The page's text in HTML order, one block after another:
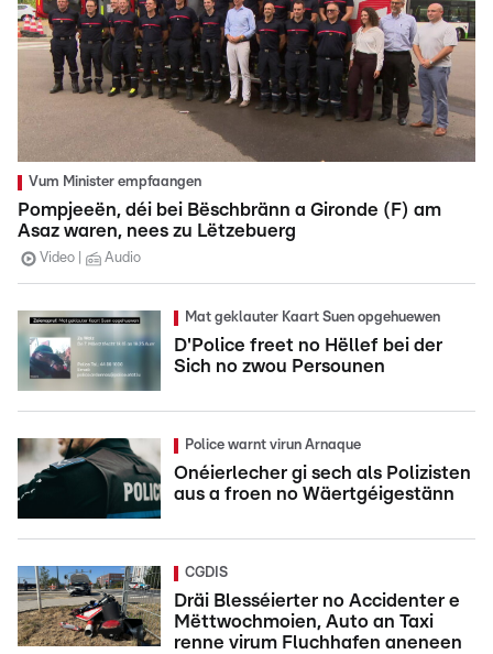
Vum Minister empfaangen
Pompjeeën, déi bei Bëschbränn a Gironde (F) am
Asaz waren, nees zu Lëtzebuerg
Video Audio
Mat geklauter Kaart Suen opgehuewen
D'Police freet no Hëllef bei der
Sich no zwou Persounen
Police warnt virun Arnaque
Onéierlecher gi sech als Polizisten
aus a froen no Wäertgéigestänn
CGDIS
Dräi Blesséierter no Accidenter e
Mëttwochmoien, Auto an Taxi
renne virum Fluchhafen aneneen